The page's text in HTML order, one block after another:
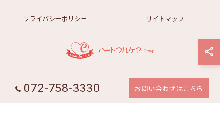
072-758-3330 お問い合わせはこちら
プライバシーポリシー サイトマップ
© 2026 関西エリアのハートフルケアGroup | 薬局・訪問看護・老人ホーム・保育
園など幅広く展開 ALL RIGHTS RESERVED.